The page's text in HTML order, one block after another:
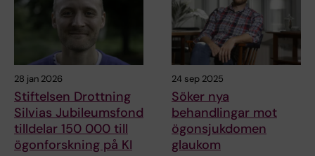
28 jan 2026
Stiftelsen Drottning
Silvias Jubileumsfond
tilldelar 150 000 till
ögonforskning på KI
24 sep 2025
Söker nya
behandlingar mot
ögonsjukdomen
glaukom